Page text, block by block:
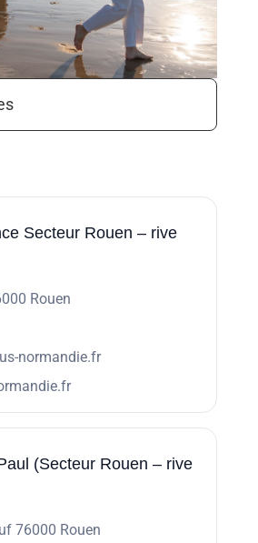
Secteur Rouen – rive
Rouen
normandie.fr
(Secteur Rouen – rive
76000 Rouen